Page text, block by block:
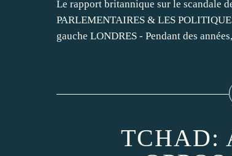
Le rapport britannique sur le scandale
PARLEMENTAIRES & LES
gauche LONDRES - Pendant des
TCHAD: